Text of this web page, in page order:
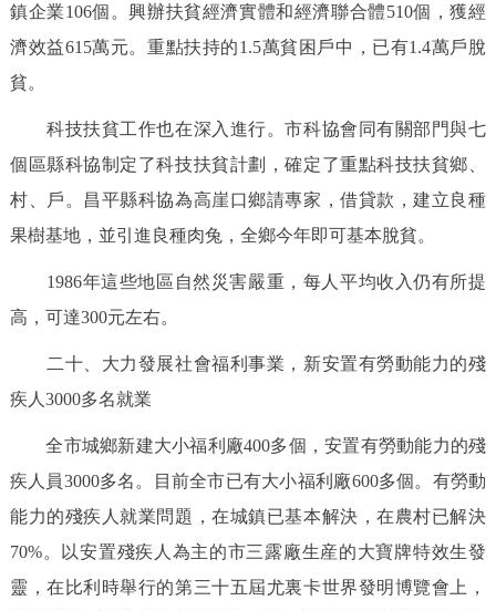
鎮企業106個。興辦扶貧經濟實體和經濟聯合體510個，獲經
濟效益615萬元。重點扶持的1.5萬貧困戶中，已有1.4萬戶脫
貧。
科技扶貧工作也在深入進行。市科協會同有關部門與七
個區縣科協制定了科技扶貧計劃，確定了重點科技扶貧鄉、
村、戶。昌平縣科協為高崖口鄉請專家，借貸款，建立良種
果樹基地，並引進良種肉兔，全鄉今年即可基本脫貧。
1986年這些地區自然災害嚴重，每人平均收入仍有所提
高，可達300元左右。
二十、大力發展社會福利事業，新安置有勞動能力的殘
疾人3000多名就業
全市城鄉新建大小福利廠400多個，安置有勞動能力的殘
疾人員3000多名。目前全市已有大小福利廠600多個。有勞動
能力的殘疾人就業問題，在城鎮已基本解決，在農村已解決
70%。以安置殘疾人為主的市三露廠生産的大寶牌特效生發
靈，在比利時舉行的第三十五屆尤裏卡世界發明博覽會上，